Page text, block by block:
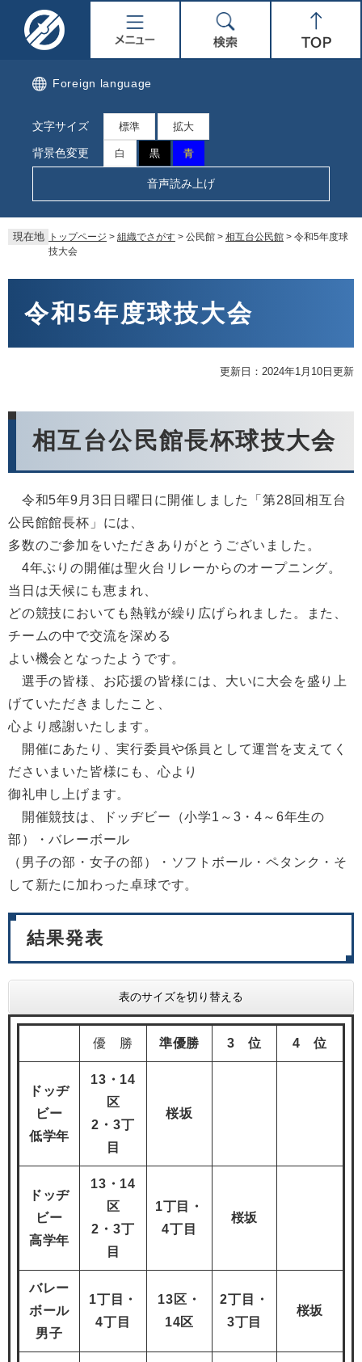
ー
ニ
ュ
ー
索
Foreign language
文字サイズ 標準 拡大
背景色変更 白 黒 青
音声読み上げ
現在地 トップページ > 組織でさがす > 公民館 > 相互台公民館 > 令和5年度球
技大会
令和5年度球技大会
更新日：2024年1月10日更新
相互台公民館長杯球技大会
令和5年9月3日日曜日に開催しました「第28回相互台
公民館館長杯」には、
多数のご参加をいただきありがとうございました。
4年ぶりの開催は聖火台リレーからのオープニング。
当日は天候にも恵まれ、
どの競技においても熱戦が繰り広げられました。また、
チームの中で交流を深める
よい機会となったようです。
選手の皆様、お応援の皆様には、大いに大会を盛り上
げていただきましたこと、
心より感謝いたします。
開催にあたり、実行委員や係員として運営を支えてく
ださいまいた皆様にも、心より
御礼申し上げます。
開催競技は、ドッヂビー（小学1～3・4～6年生の
部）・バレーボール
（男子の部・女子の部）・ソフトボール・ペタンク・そ
して新たに加わった卓球です。
結果発表
表のサイズを切り替える
優 勝 準優勝 3 位 4 位
ドッヂ
ビー
低学年
13 ・14
区
2・3丁
目
桜坂
ドッヂ
ビー
高学年
13 ・14
区
2・3丁
目
1丁目・
4丁目
桜坂
バレー
ボール
男子
1丁目・
4丁目
13 区・
14区
2丁目・
3丁目
桜坂